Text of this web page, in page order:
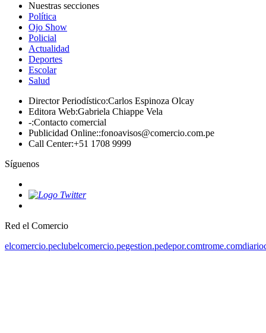
Nuestras secciones
Política
Ojo Show
Policial
Actualidad
Deportes
Escolar
Salud
Director Periodístico:Carlos Espinoza Olcay
Editora Web:Gabriela Chiappe Vela
-:Contacto comercial
Publicidad Online::fonoavisos@comercio.com.pe
Call Center:+51 1708 9999
Síguenos
Red el Comercio
elcomercio.peclubelcomercio.pegestion.pedepor.comtrome.com